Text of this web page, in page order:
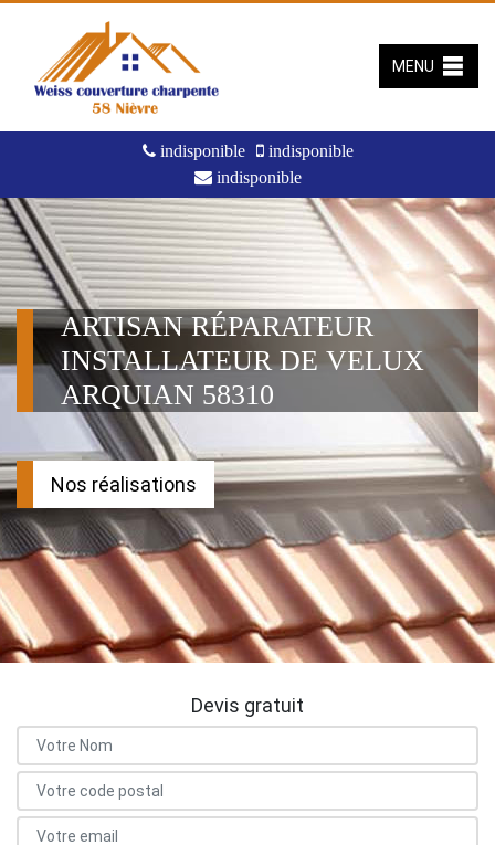
indisponible
indisponible
indisponible
MENU
ARTISAN RÉPARATEUR
INSTALLATEUR DE VELUX
ARQUIAN 58310
Nos réalisations
Devis gratuit